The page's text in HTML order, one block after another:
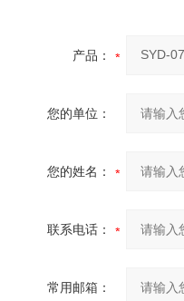
产品：
您的单位：
您的姓名：
联系电话：
常用邮箱：